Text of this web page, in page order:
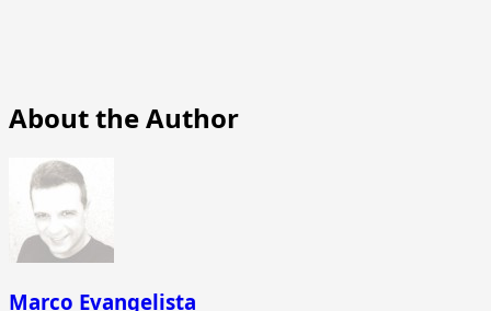
About the Author
Marco Evangelista